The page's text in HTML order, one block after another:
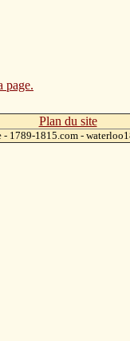
page.
Plan du site
- 1789-1815.com -